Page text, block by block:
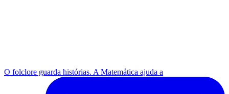
O folclore guarda histórias. A Matemática ajuda a